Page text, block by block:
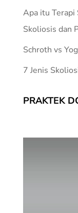
Apa itu Terapi
Skoliosis dan
Schroth vs
7 Jenis
PRAKTEK